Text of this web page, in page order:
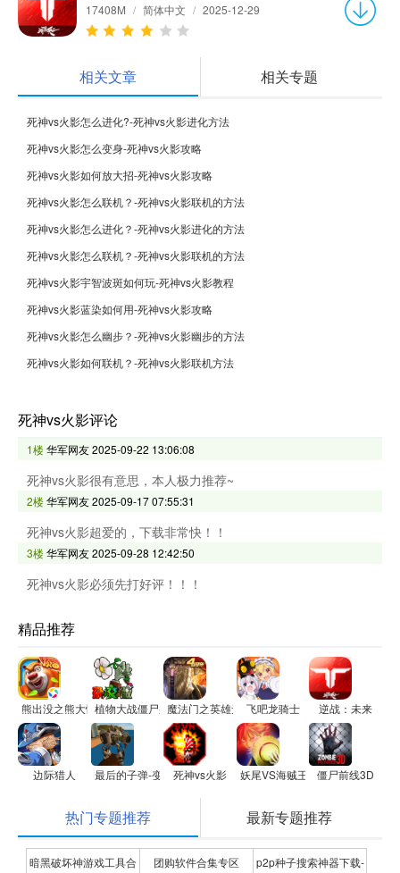
17408M / 简体中文 / 2025-12-29
相关文章 相关专题
死神vs火影怎么进化?-死神vs火影进化方法
死神vs火影怎么变身-死神vs火影攻略
死神vs火影如何放大招-死神vs火影攻略
死神vs火影怎么联机？-死神vs火影联机的方法
死神vs火影怎么进化？-死神vs火影进化的方法
死神vs火影怎么联机？-死神vs火影联机的方法
死神vs火影宇智波斑如何玩-死神vs火影教程
死神vs火影蓝染如何用-死神vs火影攻略
死神vs火影怎么幽步？-死神vs火影幽步的方法
死神vs火影如何联机？-死神vs火影联机方法
死神vs火影评论
1楼华军网友2025-09-22 13:06:08
死神vs火影很有意思，本人极力推荐~
2楼华军网友2025-09-17 07:55:31
死神vs火影超爱的，下载非常快！！
3楼华军网友2025-09-28 12:42:50
死神vs火影必须先打好评！！！
精品推荐
熊出没之熊大快跑植物大战僵尸杂交版（重制版）
魔法门之英雄无敌：王朝
飞吧龙骑士 逆战：未来
边际猎人 最后的子弹-变形机器人英雄
死神vs火影 妖尾VS海贼王 僵尸前线3D
热门专题推荐 最新专题推荐
暗黑破坏神游戏工具合 团购软件合集专区 p2p种子搜索神器下载-